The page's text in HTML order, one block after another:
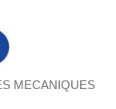
MECANIQUES